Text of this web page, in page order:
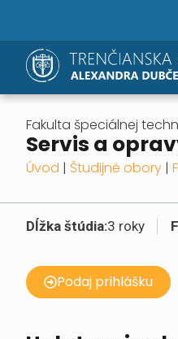
Fakulta špeciálnej
servis a
Úvod | Študijné obory |
Dĺžka štúdia:3 roky
Podaj prihlášku